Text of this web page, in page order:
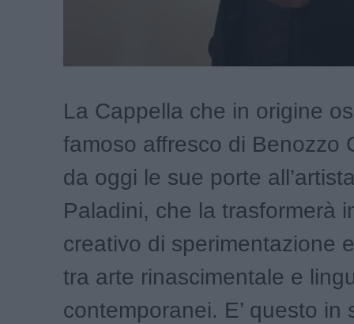
La Cappella che in origine
famoso affresco di Benozzo
da oggi le sue porte
Paladini, che la trasformerà
creativo di sperimentazione
tra arte rinascimentale e
contemporanei. E’ questo in